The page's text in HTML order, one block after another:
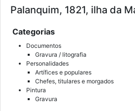
Palanquim, 1821, ilha da
Categorias
Documentos
Gravura / litografia
Personalidades
Artífices e populares
Chefes, titulares e morgados
Pintura
Gravura